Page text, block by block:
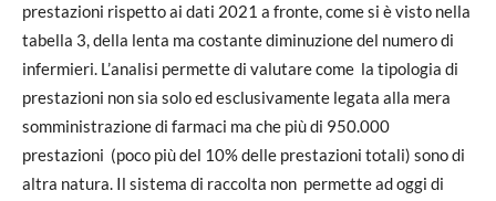
prestazioni rispetto ai dati 2021 a fronte, come si è visto nella
tabella 3, della lenta ma costante diminuzione del numero di
infermieri. L’analisi permette di valutare come la tipologia di
prestazioni non sia solo ed esclusivamente legata alla mera
somministrazione di farmaci ma che più di 950.000
prestazioni (poco più del 10% delle prestazioni totali) sono di
altra natura. Il sistema di raccolta non permette ad oggi di